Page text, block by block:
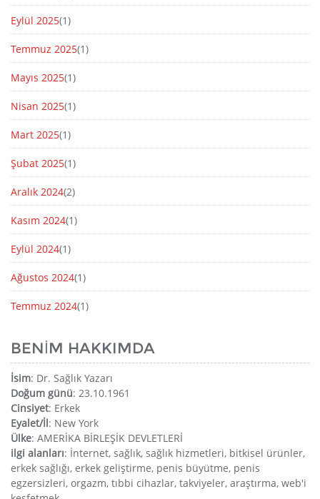
Eylül 2025(1)
Temmuz 2025(1)
Mayıs 2025(1)
Nisan 2025(1)
Mart 2025(1)
Şubat 2025(1)
Aralık 2024(2)
Kasım 2024(1)
Eylül 2024(1)
Ağustos 2024(1)
Temmuz 2024(1)
BENIM HAKKIMDA
İsim: Dr. Sağlık Yazarı
Doğum günü: 23.10.1961
Cinsiyet: Erkek
Eyalet/İl: New York
Ülke: AMERİKA BİRLEŞİK DEVLETLERİ
ilgi alanları: İnternet, sağlık, sağlık hizmetleri, bitkisel ürünler,
erkek sağlığı, erkek geliştirme, penis büyütme, penis
egzersizleri, orgazm, tıbbi cihazlar, takviyeler, araştırma, web'i